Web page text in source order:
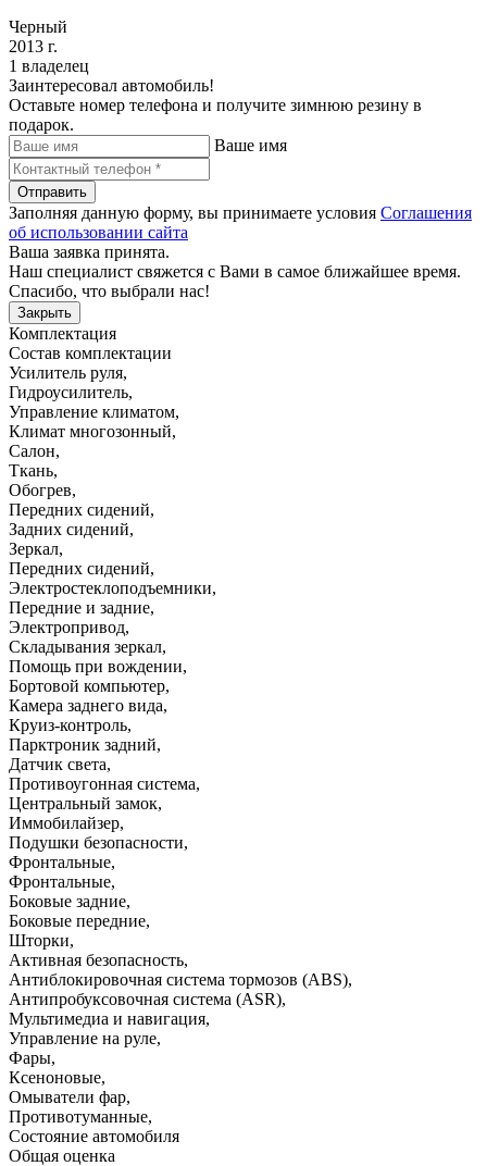
Черный
2013 г.
1 владелец
Заинтересовал автомобиль!
Оставьте номер телефона и получите зимнюю резину в
подарок.
Ваше имя
Отправить
Заполняя данную форму, вы принимаете условия Соглашения
об использовании сайта
Ваша заявка принята.
Наш специалист свяжется с Вами в самое ближайшее время.
Спасибо, что выбрали нас!
Закрыть
Комплектация
Состав комплектации
Усилитель руля,
Гидроусилитель,
Управление климатом,
Климат многозонный,
Салон,
Ткань,
Обогрев,
Передних сидений,
Задних сидений,
Зеркал,
Передних сидений,
Электростеклоподъемники,
Передние и задние,
Электропривод,
Складывания зеркал,
Помощь при вождении,
Бортовой компьютер,
Камера заднего вида,
Круиз-контроль,
Парктроник задний,
Датчик света,
Противоугонная система,
Центральный замок,
Иммобилайзер,
Подушки безопасности,
Фронтальные,
Фронтальные,
Боковые задние,
Боковые передние,
Шторки,
Активная безопасность,
Антиблокировочная система тормозов (ABS),
Антипробуксовочная система (ASR),
Мультимедиа и навигация,
Управление на руле,
Фары,
Ксеноновые,
Омыватели фар,
Противотуманные,
Состояние автомобиля
Общая оценка